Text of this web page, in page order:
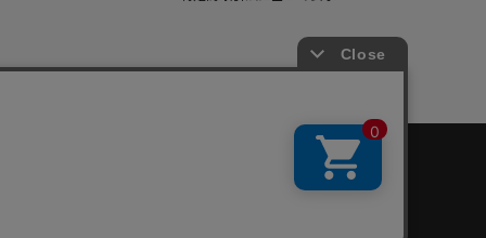
written permission.